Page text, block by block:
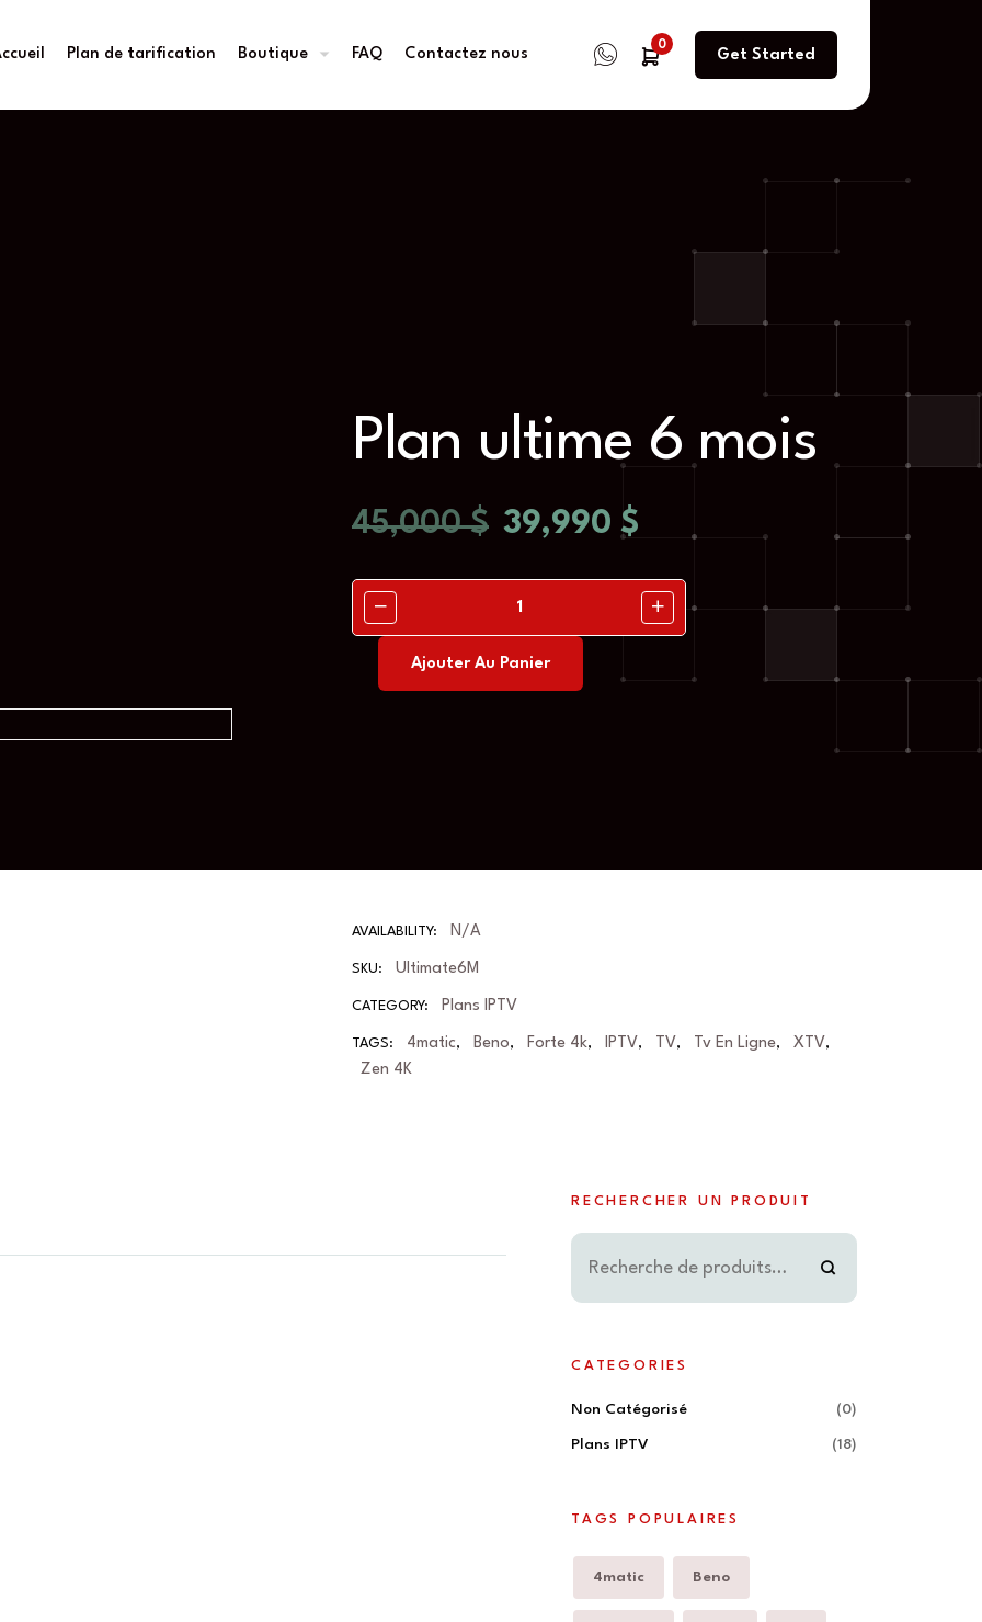
Plan de tarification Boutique FAQ Contactez nous
0
Get Started
Plan ultime 6 mois
45,000$ 39,990 $
Ajouter Au Panier
AVAILABILITY: N/A
SKU: Ultimate6M
CATEGORY: Plans IPTV
TAGS: 4matic, Beno, Forte 4k, IPTV, TV, Tv En Ligne, XTV,
Zen 4K
RECHERCHER UN PRODUIT
CATEGORIES
Non Catégorisé (0)
Plans IPTV (18)
TAGS POPULAIRES
4matic Beno